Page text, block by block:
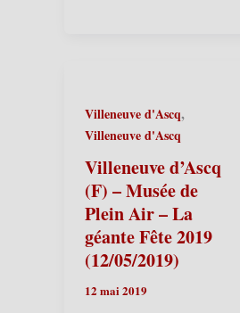
Mina
des
dix
Cailloux
(24/05/2025)
Villeneuve d'Ascq,
Villeneuve d'Ascq
Villeneuve d’Ascq
(F) – Musée de
Plein Air – La
géante Fête 2019
(12/05/2019)
12 mai 2019